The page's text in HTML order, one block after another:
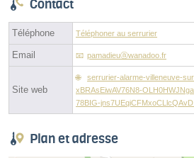
Contact
Téléphone Téléphoner au serrurier
Email pamadieuⓐwanadoo.fr
Site web
serrurier-alarme-villeneuve-
xBRAsEiwAV76N8-
78BIG-
Plan et adresse